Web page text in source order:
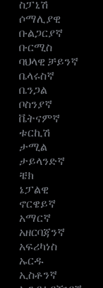
ስፓኒሽ
ሶማሊያዊ
ቡልጋርያኛ
ቡርሚስ
ባህላዊ ቻይንኛ
ቤላሩስኛ
ቤንጋል
ቦስንያኛ
ቬትናምኛ
ቱርኪሽ
ታሚል
ታይላንድኛ
ቼክ
ኔፓልዊ
ኖርዌይኛ
አማርኛ
አዘርባጃንኛ
አፍሪካነስ
ኡርዱ
ኢስቶንኛ